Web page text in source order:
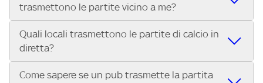
trasmettono le partite vicino a me?
Se cerchi un bar, pub, ristorante o locale vicino a te per
vedere le partite di Serie A ENILIVE, la Serie C Sky Wifi, la
UEFA Champions League, la UEFA Europa League, la UEFA
Conference League, il Tennis, la Formula 1®, la MotoGP™ e
Quali locali trasmettono le partite di calcio in
diretta?
Vuoi sapere quali bar, pub o ristoranti mostrano le partite
Come sapere se un pub trasmette la partita